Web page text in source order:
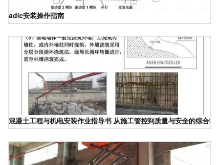
adic安装操作指南
混凝土工程与机电安装作业指导书 从施工管控到质量与安全的综合指